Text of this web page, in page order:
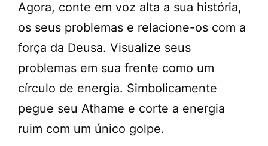
Agora, conte em voz alta a sua história,
os seus problemas e relacione-os com a
força da Deusa. Visualize seus
problemas em sua frente como um
círculo de energia. Simbolicamente
pegue seu Athame e corte a energia
ruim com um único golpe.